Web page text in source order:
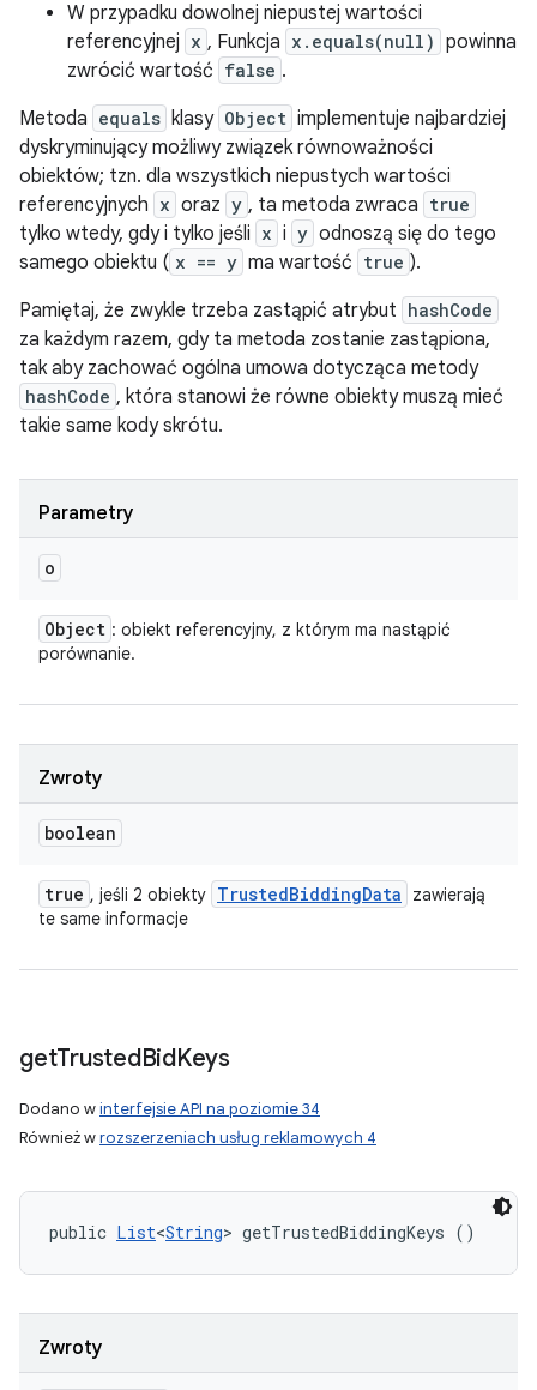
W przypadku dowolnej niepustej wartości
referencyjnej x , Funkcja x.equals(null) powinna
zwrócić wartość false .
Metoda equals klasy Object implementuje najbardziej
dyskryminujący możliwy związek równoważności
obiektów; tzn. dla wszystkich niepustych wartości
referencyjnych x oraz y , ta metoda zwraca true
tylko wtedy, gdy i tylko jeśli x i y odnoszą się do tego
samego obiektu ( x == y ma wartość true ).
Pamiętaj, że zwykle trzeba zastąpić atrybut hashCode
za każdym razem, gdy ta metoda zostanie zastąpiona,
tak aby zachować ogólna umowa dotycząca metody
hashCode , która stanowi że równe obiekty muszą mieć
takie same kody skrótu.
Parametry
o
Object : obiekt referencyjny, z którym ma nastąpić
porównanie.
Zwroty
boolean
true , jeśli 2 obiekty TrustedBiddingData
zawierają
te same informacje
getTrustedBidKeys
Dodano winterfejsie API na poziomie 34
Również wrozszerzeniach usług reklamowych 4
public List<String> getTrustedBiddingKeys ()
Zwroty